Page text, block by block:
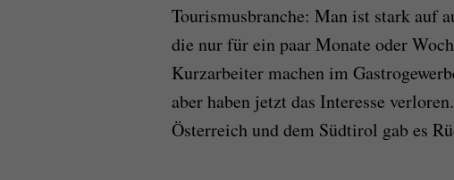
Tourismusbranche: Man ist stark auf
die nur für ein paar Monate oder
Kurzarbeiter machen im
aber haben jetzt das Interesse
Österreich und dem Südtirol gab es